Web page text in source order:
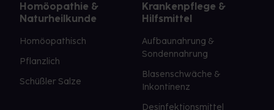
Homöopathie &
Naturheilkunde
Homöopathisch
Pflanzlich
Schüßler Salze
Krankenpflege &
Hilfsmittel
Aufbaunahrung &
Sondennahrung
Blasenschwäche &
Inkontinenz
Desinfektionsmittel